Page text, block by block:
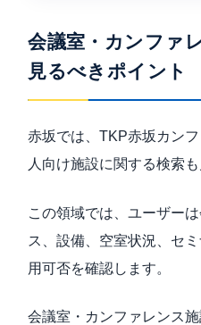
会議室・カンファ
見るべきポイント
赤坂では、TKP赤坂カン
人向け施設に関する検索も
この領域では、ユーザー
ス、設備、空室状況、セ
用可否を確認します。
会議室・カンファレンス